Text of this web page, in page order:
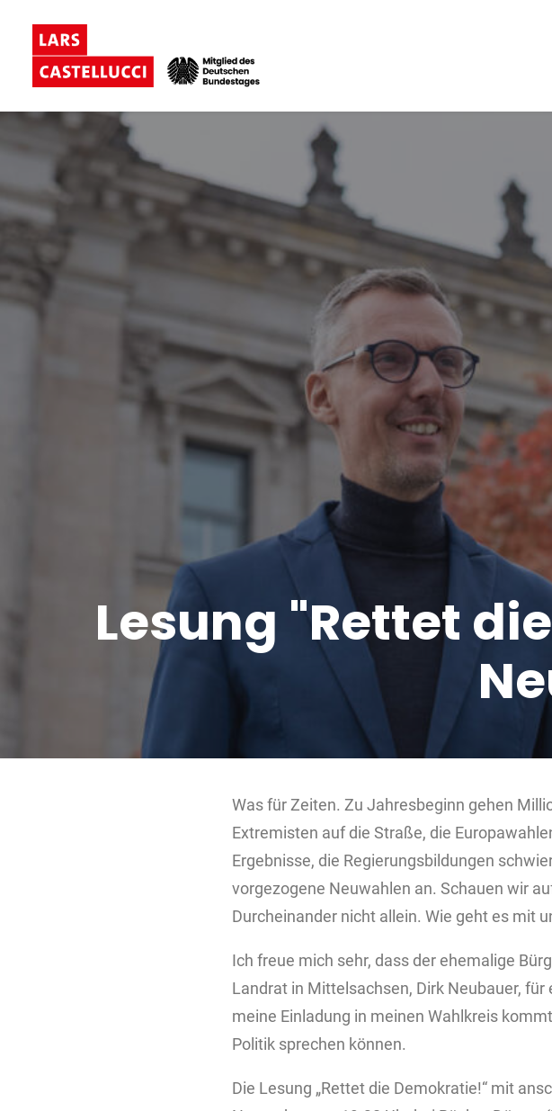
Lesung "Rettet
Was für Zeiten. Zu Jahresbeginn gehen
Extremisten auf die Straße, die
Ergebnisse, die Regierungsbildungen
vorgezogene Neuwahlen an. Schauen wir
Durcheinander nicht allein. Wie geht es mit
Ich freue mich sehr, dass der ehemalige
Landrat in Mittelsachsen, Dirk Neubauer,
meine Einladung in meinen Wahlkreis
Politik sprechen können.
Die Lesung „Rettet die Demokratie!“ mit